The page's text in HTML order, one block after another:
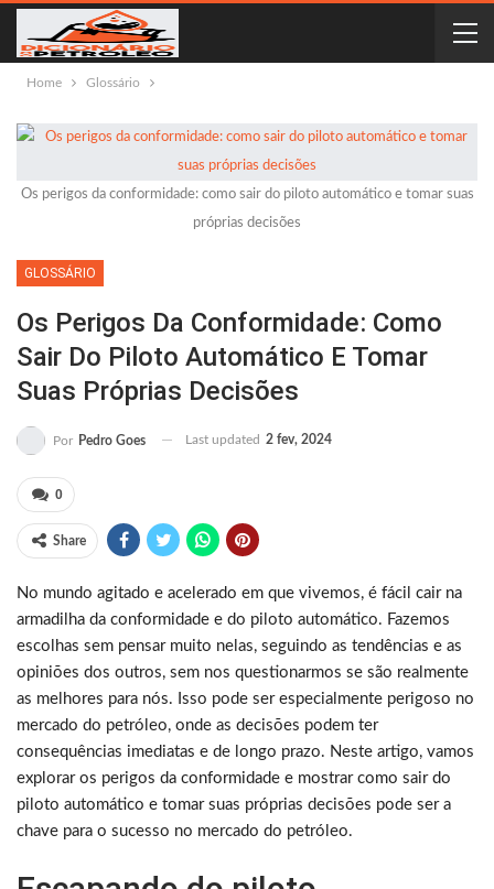
Home Glossário
Os perigos da conformidade: como sair do piloto automático e tomar suas
próprias decisões
GLOSSÁRIO
Os Perigos Da Conformidade: Como
Sair Do Piloto Automático E Tomar
Suas Próprias Decisões
Por Pedro Goes Last updated 2 fev, 2024
0
Share
No mundo agitado e acelerado em que vivemos, é fácil cair na
armadilha da conformidade e do piloto automático. Fazemos
escolhas sem pensar muito nelas, seguindo as tendências e as
opiniões dos outros, sem nos questionarmos se são realmente
as melhores para nós. Isso pode ser especialmente perigoso no
mercado do petróleo, onde as decisões podem ter
consequências imediatas e de longo prazo. Neste artigo, vamos
explorar os perigos da conformidade e mostrar como sair do
piloto automático e tomar suas próprias decisões pode ser a
chave para o sucesso no mercado do petróleo.